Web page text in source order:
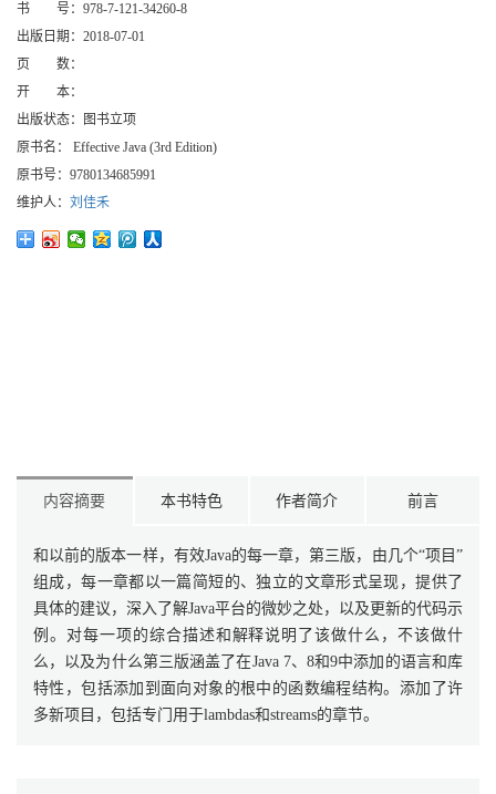
书 号： 978-7-121-34260-8
出版日期： 2018-07-01
页 数：
开 本：
出版状态：
图书立项
原书名：
Effective Java (3rd Edition)
原书号： 9780134685991
维护人： 刘佳禾
内容摘要 本书特色 作者简介 前言
和以前的版本一样，有效Java的每一章，第三版，由几个“项目”
组成，每一章都以一篇简短的、独立的文章形式呈现，提供了
具体的建议，深入了解Java平台的微妙之处，以及更新的代码示
例。对每一项的综合描述和解释说明了该做什么，不该做什
么，以及为什么第三版涵盖了在Java 7、8和9中添加的语言和库
特性，包括添加到面向对象的根中的函数编程结构。添加了许
多新项目，包括专门用于lambdas和streams的章节。